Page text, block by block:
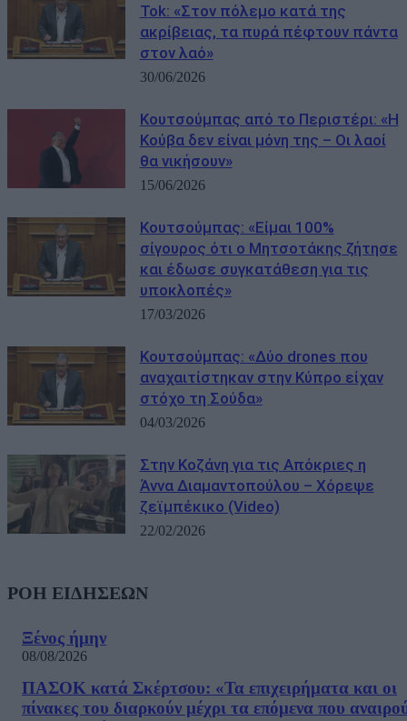
Tok: «Στον πόλεμο κατά της
ακρίβειας, τα πυρά πέφτουν πάντα
στον λαό»
30/06/2026
Κουτσούμπας από το Περιστέρι: «Η
Κούβα δεν είναι μόνη της – Οι λαοί
θα νικήσουν»
15/06/2026
Κουτσούμπας: «Είμαι 100%
σίγουρος ότι ο Μητσοτάκης ζήτησε
και έδωσε συγκατάθεση για τις
υποκλοπές»
17/03/2026
Κουτσούμπας: «Δύο drones που
αναχαιτίστηκαν στην Κύπρο είχαν
στόχο τη Σούδα»
04/03/2026
Στην Κοζάνη για τις Απόκριες η
Άννα Διαμαντοπούλου – Χόρεψε
ζεϊμπέκικο (Video)
22/02/2026
ΡΟΗ ΕΙΔΗΣΕΩΝ
Ξένος ήμην
08/08/2026
ΠΑΣΟΚ κατά Σκέρτσου: «Τα επιχειρήματα και οι
πίνακες του διαρκούν μέχρι τα επόμενα που